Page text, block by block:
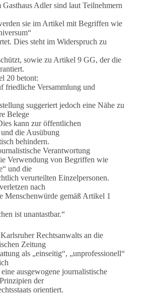
Adler sind laut Teilnehmern
sie im Artikel mit Begriffen wie
Dies steht im Widerspruch zu
sowie zu Artikel 9 GG, der die
20 betont:
friedliche Versammlung und
suggeriert jedoch eine Nähe zu
Belege
kann zur öffentlichen
die Ausübung
behindern.
Verantwortung
Verwendung von Begriffen wie
und die
verurteilten Einzelpersonen.
nach
Menschenwürde gemäß Artikel 1
ist unantastbar.“
Rechtsanwalts an die
Zeitung
als „einseitig“, „unprofessionell“
ausgewogene journalistische
der
orientiert.